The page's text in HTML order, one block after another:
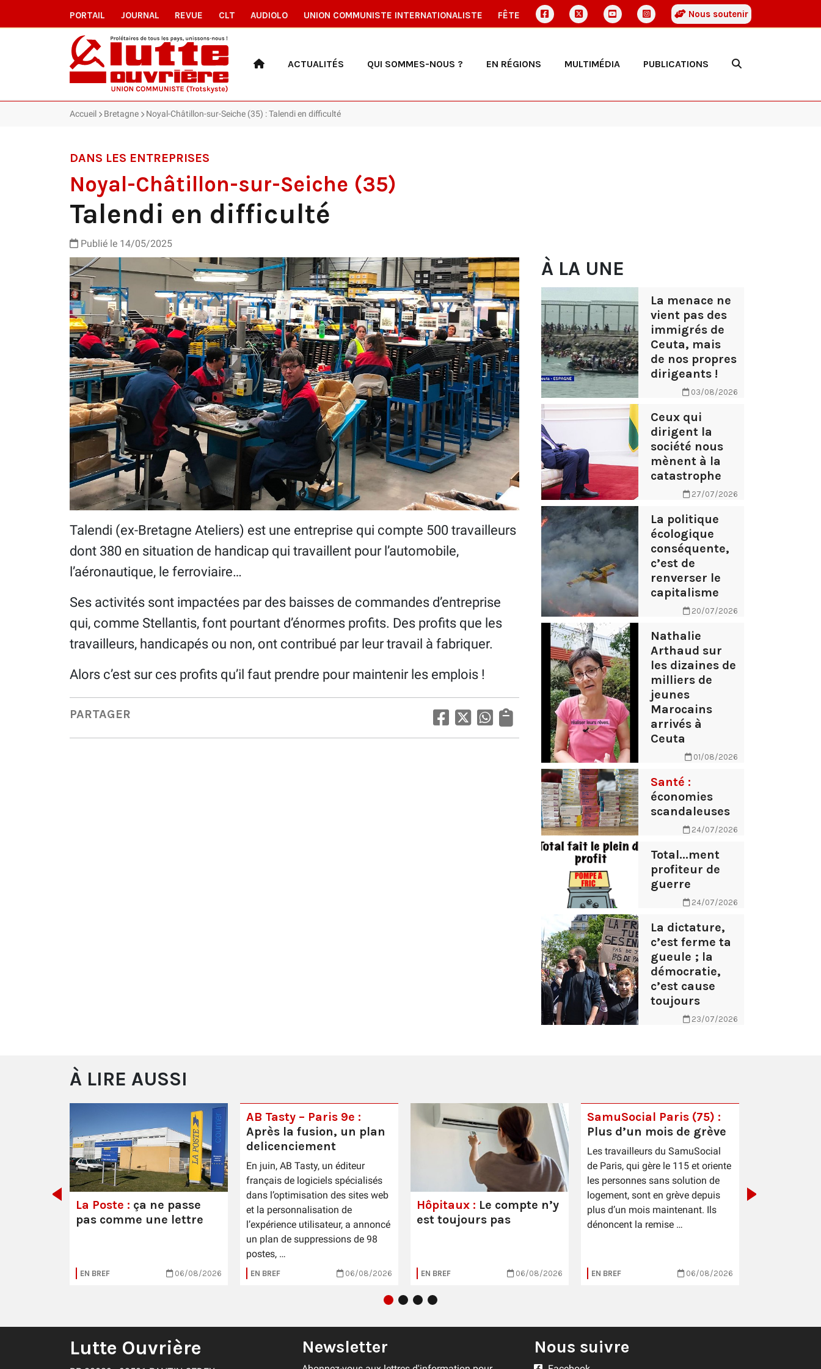
PORTAIL JOURNAL REVUE CLT AUDIOLO UNION COMMUNISTE INTERNATIONALISTE FÊTE Nous soutenir
ACTUALITÉS QUI SOMMES-NOUS ? EN RÉGIONS MULTIMÉDIA PUBLICATIONS
Accueil Bretagne Noyal-Châtillon-sur-Seiche (35) : Talendi en difficulté
DANS LES ENTREPRISES
Noyal-Châtillon-sur-Seiche (35)
Talendi en difficulté
Publié le 14/05/2025
Talendi (ex-Bretagne Ateliers) est une entreprise qui compte 500 travailleurs
dont 380 en situation de handicap qui travaillent pour l’automobile,
l’aéronautique, le ferroviaire…
Ses activités sont impactées par des baisses de commandes d’entreprise
qui, comme Stellantis, font pourtant d’énormes profits. Des profits que les
travailleurs, handicapés ou non, ont contribué par leur travail à fabriquer.
Alors c’est sur ces profits qu’il faut prendre pour maintenir les emplois !
PARTAGER
À LA UNE
La menace ne
vient pas des
immigrés de
Ceuta, mais
de nos propres
dirigeants !
03/08/2026
Ceux qui
dirigent la
société nous
mènent à la
catastrophe
27/07/2026
La politique
écologique
conséquente,
c’est de
renverser le
capitalisme
20/07/2026
Nathalie
Arthaud sur
les dizaines de
milliers de
jeunes
Marocains
arrivés à
Ceuta
01/08/2026
Santé :
économies
scandaleuses
24/07/2026
Total...ment
profiteur de
guerre
24/07/2026
La dictature,
c’est ferme ta
gueule ; la
démocratie,
c’est cause
toujours
23/07/2026
À LIRE AUSSI
La Poste : ça ne passe
pas comme une lettre
EN BREF 06/08/2026
AB Tasty – Paris 9e :
Après la fusion, un plan
delicenciement
En juin, AB Tasty, un éditeur
français de logiciels spécialisés
dans l’optimisation des sites web
et la personnalisation de
l’expérience utilisateur, a annoncé
un plan de suppressions de 98
postes, …
EN BREF 06/08/2026
Hôpitaux : Le compte n’y
est toujours pas
EN BREF 06/08/2026
SamuSocial Paris (75) :
Plus d’un mois de grève
Les travailleurs du SamuSocial
de Paris, qui gère le 115 et oriente
les personnes sans solution de
logement, sont en grève depuis
plus d’un mois maintenant. Ils
dénoncent la remise …
EN BREF 06/08/2026
Lutte Ouvrière Newsletter Nous suivre